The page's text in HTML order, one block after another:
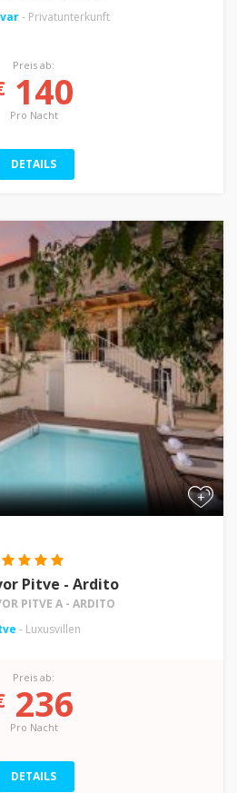
- Privatunterkunft
Preis ab:
140
Pro Nacht
DETAILS
+
Pitve - Ardito
PITVE A - ARDITO
- Luxusvillen
Preis ab:
236
Pro Nacht
DETAILS